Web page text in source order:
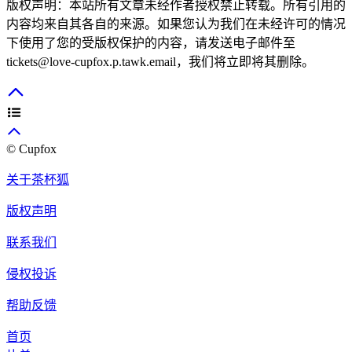
版权声明：本站所有文章未经作者授权禁止转载。所有引用的
内容均来自其各自的来源。如果您认为我们在未经许可的情况
下使用了您的受版权保护的内容，请发送电子邮件至
tickets@love-cupfox.p.tawk.email，我们将立即将其删除。
© Cupfox
关于茶杯狐
版权声明
联系我们
侵权投诉
帮助反馈
首页